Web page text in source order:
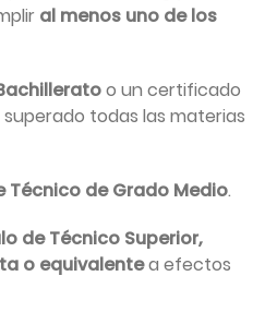
al menos uno de los
o un certificado
todas las materias
Técnico de Grado Medio.
de Técnico Superior,
o equivalentea efectos